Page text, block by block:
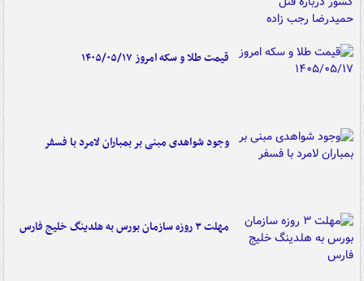
قیمت طلا و سکه امروز ۱۴۰۵/۰۵/۱۷
وجود شواهدی مبنی بر بمباران لامرد با فسفر
مهلت ۳ روزه سازمان بورس به هلدینگ خلیج فارس